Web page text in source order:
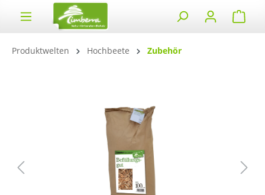
springen
Produktwelten Hochbeete Zubehör
Bildergalerie überspringen